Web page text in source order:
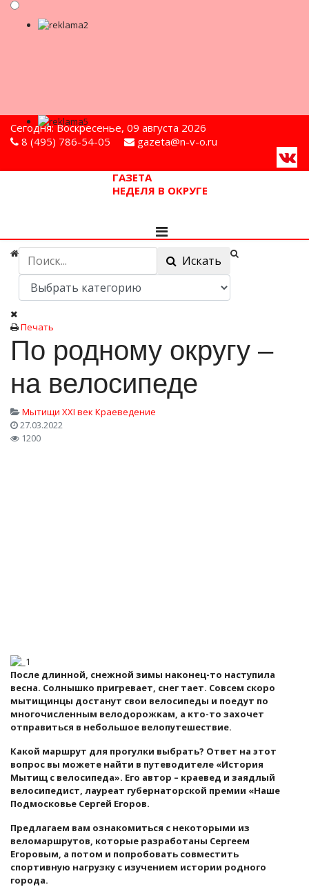
Сегодня: Воскресенье, 09 августа 2026
8 (495) 786-54-05
gazeta@n-v-o.ru
ГАЗЕТА
НЕДЕЛЯ В ОКРУГЕ
Искать
Печать
По родному округу –
на велосипеде
Мытищи XXI век Краеведение
27.03.2022
1200
После длинной, снежной зимы наконец-то наступила
весна. Солнышко пригревает, снег тает. Совсем скоро
мытищинцы достанут свои велосипеды и поедут по
многочисленным велодорожкам, а кто-то захочет
отправиться в небольшое велопутешествие.
Какой маршрут для прогулки выбрать? Ответ на этот
вопрос вы можете найти в путеводителе «История
Мытищ с велосипеда». Его автор – краевед и заядлый
велосипедист, лауреат губернаторской премии «Наше
Подмосковье Сергей Егоров.
Предлагаем вам ознакомиться с некоторыми из
веломаршрутов, которые разработаны Сергеем
Егоровым, а потом и попробовать совместить
спортивную нагрузку с изучением истории родного
города.